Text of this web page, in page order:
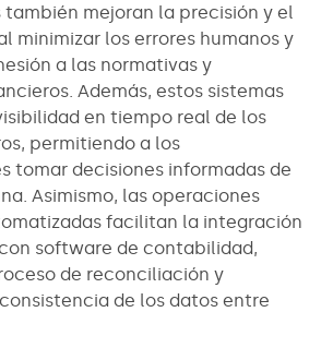
mejoran la precisión y el
minimizar los errores humanos y
a las normativas y
Además, estos sistemas
en tiempo real de los
permitiendo a los
tomar decisiones informadas de
Asimismo, las operaciones
facilitan la integración
software de contabilidad,
de reconciliación y
de los datos entre